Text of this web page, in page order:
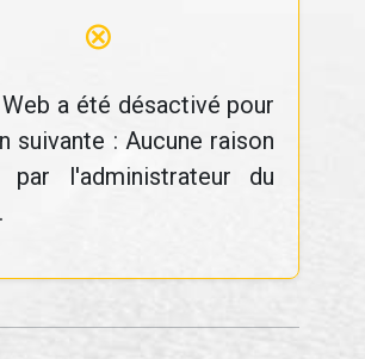
⊗
a été désactivé pour
suivante : Aucune raison
par l'administrateur du